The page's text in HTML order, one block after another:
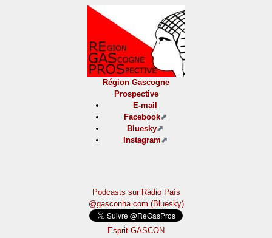
Région Gascogne
Prospective
E-mail
Facebook
Bluesky
Instagram
Podcasts sur Ràdio País
@gasconha.com (Bluesky)
Esprit GASCON